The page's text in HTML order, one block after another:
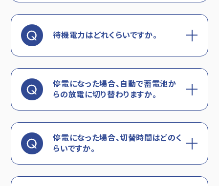
待機電力はどれくらいですか。
停電になった場合、自動で蓄電池か
らの放電に切り替わりますか。
停電になった場合、切替時間はどのく
らいですか。